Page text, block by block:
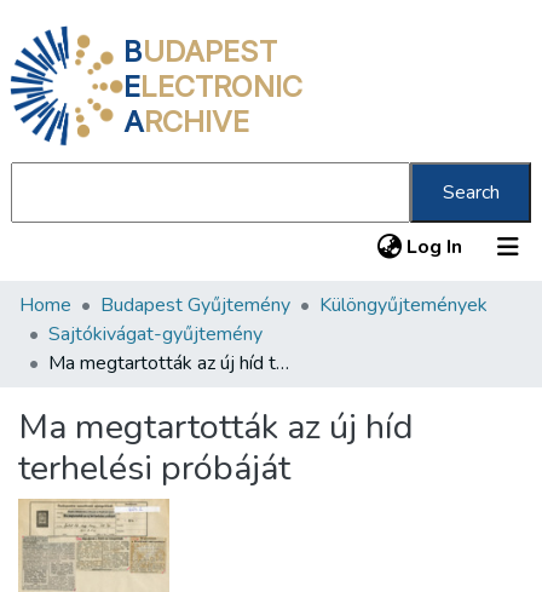
BUDAPEST
ELECTRONIC
ARCHIVE
Search
Log In (current)
Communities & Collections
All of DSpace
About us
Home Budapest Gyűjtemény
Különgyűjtemények
Sajtókivágat-gyűjtemény
Ma megtartották az új híd terhelési próbáját
Ma megtartották az új híd
terhelési próbáját